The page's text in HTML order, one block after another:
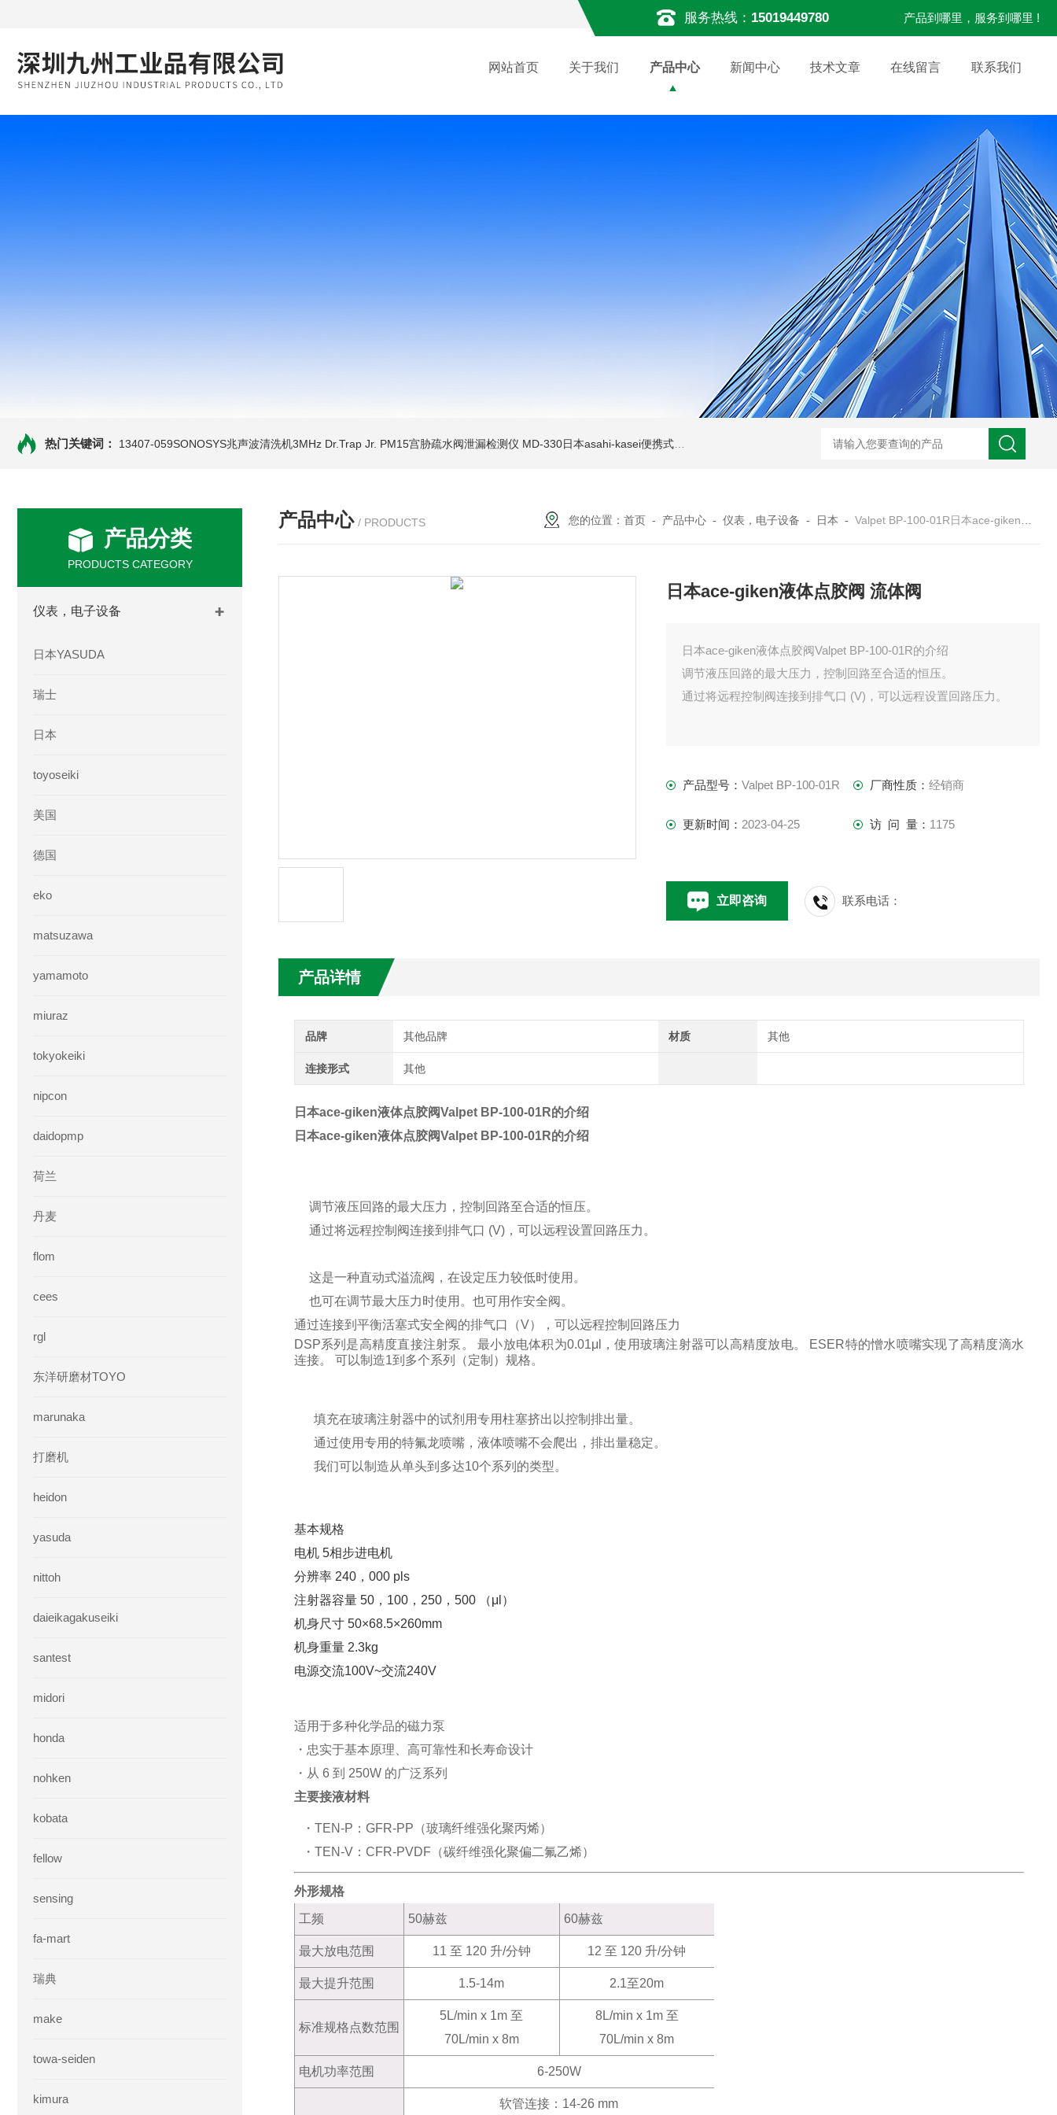
服务热线： 15019449780 产品到哪里，服务到哪里 !
网站首页 关于我们 产品中心 新闻中心 技术文章 在线留言 联系我们
热门关键词： 13407-059SONOSYS兆声波清洗机3MHz Dr.Trap Jr. PM15宫胁疏水阀泄漏检测仪 MD-330日本asahi-kasei便携式振动诊断装置 BL300Ft日本heidon外部输出搅拌器 搅拌器100日本heidon循环
产品分类
PRODUCTS CATEGORY
仪表，电子设备
日本YASUDA
瑞士
日本
toyoseiki
美国
德国
eko
matsuzawa
yamamoto
miuraz
tokyokeiki
nipcon
daidopmp
荷兰
丹麦
flom
cees
rgl
东洋研磨材TOYO
marunaka
打磨机
heidon
yasuda
nittoh
daieikagakuseiki
santest
midori
honda
nohken
kobata
fellow
sensing
fa-mart
瑞典
make
towa-seiden
kimura
产品中心 / PRODUCTS 您的位置：首页 - 产品中心 -仪表，电子设备 - 日本 -Valpet BP-100-01R日本ace-giken液体点胶阀 流体阀
日本ace-giken液体点胶阀 流体阀
日本ace-giken液体点胶阀Valpet BP-100-01R的介绍
调节液压回路的最大压力，控制回路至合适的恒压。
通过将远程控制阀连接到排气口 (V)，可以远程设置回路压力。
产品型号：Valpet BP-100-01R 厂商性质： 经销商
更新时间： 2023-04-25 访 问 量： 1175
立即咨询 联系电话：
产品详情
品牌 其他品牌 材质 其他
连接形式 其他
日本ace-giken液体点胶阀Valpet BP-100-01R的介绍
日本ace-giken液体点胶阀Valpet BP-100-01R的介绍
调节液压回路的最大压力，控制回路至合适的恒压。
通过将远程控制阀连接到排气口 (V)，可以远程设置回路压力。
这是一种直动式溢流阀，在设定压力较低时使用。
也可在调节最大压力时使用。 也可用作安全阀。
通过连接到平衡活塞式安全阀的排气口（V），可以远程控制回路压力
DSP系列是高精度直接注射泵。 最小放电体积为0.01μl，使用玻璃注射器可以高精度放电。 ESER特的憎水喷嘴实现了高精度滴水
连接。 可以制造1到多个系列（定制）规格。
填充在玻璃注射器中的试剂用专用柱塞挤出以控制排出量。
通过使用专用的特氟龙喷嘴，液体喷嘴不会爬出，排出量稳定。
我们可以制造从单头到多达10个系列的类型。
基本规格
电机 5相步进电机
分辨率 240，000 pls
注射器容量 50，100，250，500 （μl）
机身尺寸 50×68.5×260mm
机身重量 2.3kg
电源交流100V~交流240V
适用于多种化学品的磁力泵
・忠实于基本原理、高可靠性和长寿命设计
・从 6 到 250W 的广泛系列
主要接液材料
・TEN-P：GFR-PP（玻璃纤维强化聚丙烯）
・TEN-V：CFR-PVDF（碳纤维强化聚偏二氟乙烯）
外形规格
工频 50赫兹 60赫兹
最大放电范围 11 至 120 升/分钟 12 至 120 升/分钟
最大提升范围 1.5-14m 2.1至20m
标准规格点数范围
5L/min x 1m 至
70L/min x 8m
8L/min x 1m 至
70L/min x 8m
电机功率范围 6-250W
软管连接：14-26 mm